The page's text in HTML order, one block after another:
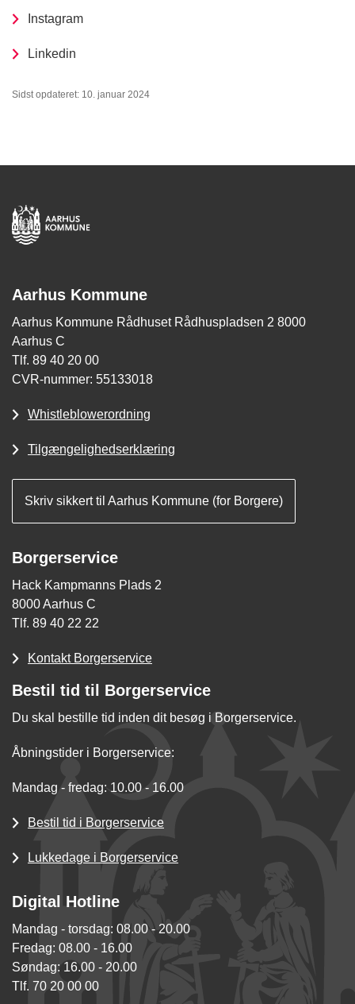
Instagram
Linkedin
Sidst opdateret: 10. januar 2024
Aarhus Kommune
Aarhus Kommune Rådhuset Rådhuspladsen 2 8000
Aarhus C
Tlf. 89 40 20 00
CVR-nummer: 55133018
Whistleblowerordning
Tilgængelighedserklæring
Skriv sikkert til Aarhus Kommune (for Borgere)
Borgerservice
Hack Kampmanns Plads 2
8000 Aarhus C
Tlf. 89 40 22 22
Kontakt Borgerservice
Bestil tid til Borgerservice
Du skal bestille tid inden dit besøg i Borgerservice.
Åbningstider i Borgerservice:
Mandag - fredag: 10.00 - 16.00
Bestil tid i Borgerservice
Lukkedage i Borgerservice
Digital Hotline
Mandag - torsdag: 08.00 - 20.00
Fredag: 08.00 - 16.00
Søndag: 16.00 - 20.00
Tlf. 70 20 00 00